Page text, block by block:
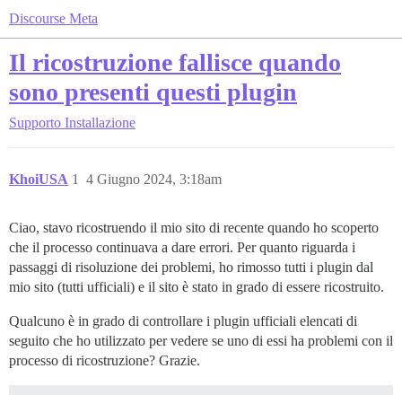
Discourse Meta
Il ricostruzione fallisce quando
sono presenti questi plugin
Supporto Installazione
KhoiUSA 4 Giugno 2024, 3:18am
1
Ciao, stavo ricostruendo il mio sito di recente quando ho scoperto
che il processo continuava a dare errori. Per quanto riguarda i
passaggi di risoluzione dei problemi, ho rimosso tutti i plugin dal
mio sito (tutti ufficiali) e il sito è stato in grado di essere ricostruito.
Qualcuno è in grado di controllare i plugin ufficiali elencati di
seguito che ho utilizzato per vedere se uno di essi ha problemi con il
processo di ricostruzione? Grazie.